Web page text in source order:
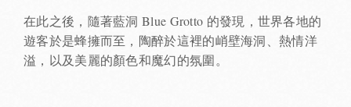
在此之後，隨著藍洞 Blue Grotto 的發現，世界各地的
遊客於是蜂擁而至，陶醉於這裡的峭壁海洞、熱情洋
溢，以及美麗的顏色和魔幻的氛圍。